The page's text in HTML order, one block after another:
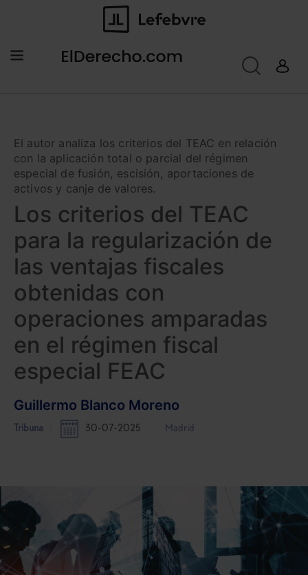
El autor analiza los criterios del TEAC en relación
con la aplicación total o parcial del régimen
especial de fusión, escisión, aportaciones de
activos y canje de valores.
Los criterios del TEAC
para la regularización de
las ventajas fiscales
obtenidas con
operaciones amparadas
en el régimen fiscal
especial FEAC
Guillermo Blanco Moreno
Tribuna 30-07-2025 Madrid